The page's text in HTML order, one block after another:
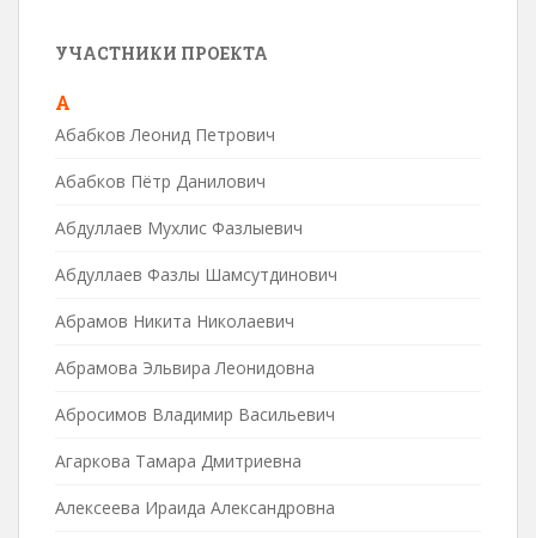
УЧАСТНИКИ ПРОЕКТА
А
Абабков Леонид Петрович
Абабков Пётр Данилович
Абдуллаев Мухлис Фазлыевич
Абдуллаев Фазлы Шамсутдинович
Абрамов Никита Николаевич
Абрамова Эльвира Леонидовна
Абросимов Владимир Васильевич
Агаркова Тамара Дмитриевна
Алексеева Ираида Александровна